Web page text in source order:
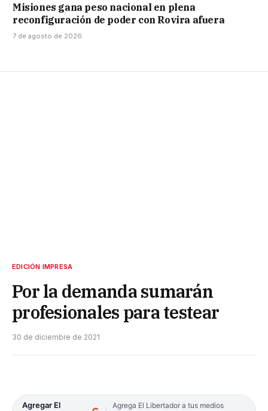
Misiones gana peso nacional en plena
reconfiguración de poder con Rovira afuera
7 de agosto de 2026
EDICIÓN IMPRESA
Por la demanda sumarán
profesionales para testear
30 de diciembre de 2021
Agregar El
Agrega El Libertador a tus medios